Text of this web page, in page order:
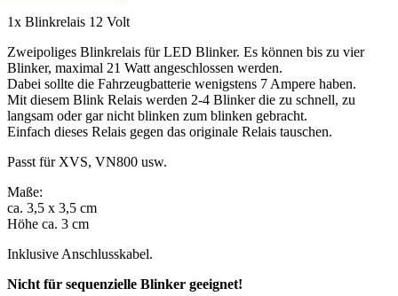
1x Blinkrelais 12 Volt
Zweipoliges Blinkrelais für LED Blinker. Es können bis zu vier
Blinker, maximal 21 Watt angeschlossen werden.
Dabei sollte die Fahrzeugbatterie wenigstens 7 Ampere haben.
Mit diesem Blink Relais werden 2-4 Blinker die zu schnell, zu
langsam oder gar nicht blinken zum blinken gebracht.
Einfach dieses Relais gegen das originale Relais tauschen.
Passt für XVS, VN800 usw.
Maße:
ca. 3,5 x 3,5 cm
Höhe ca. 3 cm
Inklusive Anschlusskabel.
Nicht für sequenzielle Blinker geeignet!